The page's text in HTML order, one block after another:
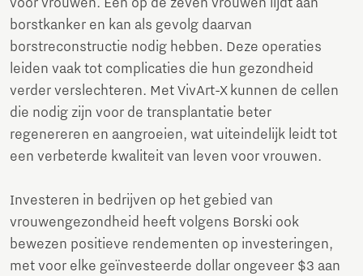
voor vrouwen. Eén op de zeven vrouwen lijdt aan
borstkanker en kan als gevolg daarvan
borstreconstructie nodig hebben. Deze operaties
leiden vaak tot complicaties die hun gezondheid
verder verslechteren. Met VivArt-X kunnen de cellen
die nodig zijn voor de transplantatie beter
regenereren en aangroeien, wat uiteindelijk leidt tot
een verbeterde kwaliteit van leven voor vrouwen.
Investeren in bedrijven op het gebied van
vrouwengezondheid heeft volgens Borski ook
bewezen positieve rendementen op investeringen,
met voor elke geïnvesteerde dollar ongeveer $3 aan